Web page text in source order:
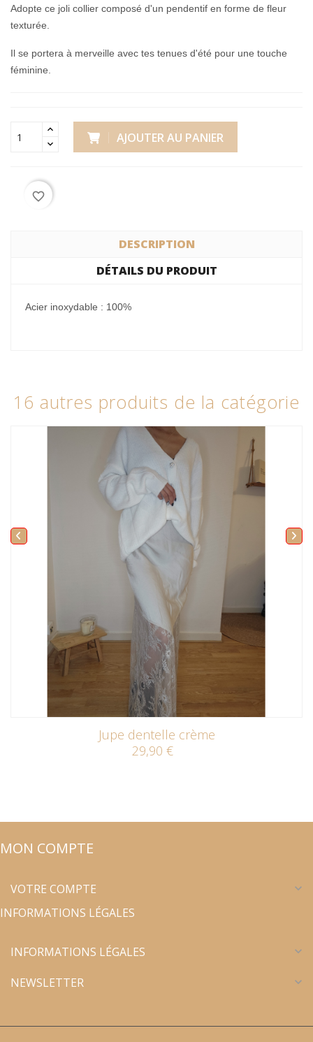
Adopte ce joli collier composé d'un pendentif en forme de fleur
texturée.
Il se portera à merveille avec tes tenues d'été pour une touche
féminine.
AJOUTER AU PANIER
favorite_border
DESCRIPTION
DÉTAILS DU PRODUIT
Acier inoxydable : 100%
16 autres produits de la catégorie
Jupe dentelle crème
29,90 €
MON COMPTE
VOTRE COMPTE expand_more
INFORMATIONS LÉGALES
INFORMATIONS LÉGALES expand_more
NEWSLETTER expand_more